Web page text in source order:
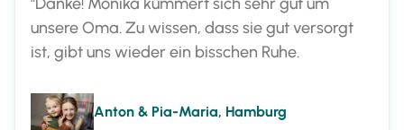
unsere Oma. Zu wissen, dass sie gut versorgt
ist, gibt uns wieder ein bisschen Ruhe.
Anton & Pia-Maria, Hamburg